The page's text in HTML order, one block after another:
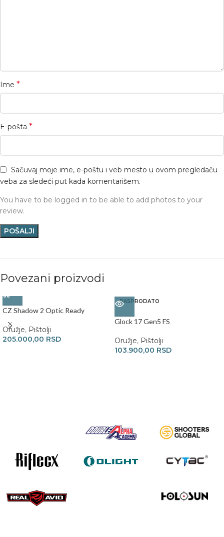
Ime *
E-pošta *
Sačuvaj moje ime, e-poštu i veb mesto u ovom pregledaču
veba za sledeći put kada komentarišem.
You have to be logged in to be able to add photos to your
review.
Povezani proizvodi
CZ Shadow 2 Optic Ready
Oružje, Pištolji
205.000,00 RSD
RASPRODATO
Glock 17 Gen5 FS
Oružje, Pištolji
103.900,00 RSD